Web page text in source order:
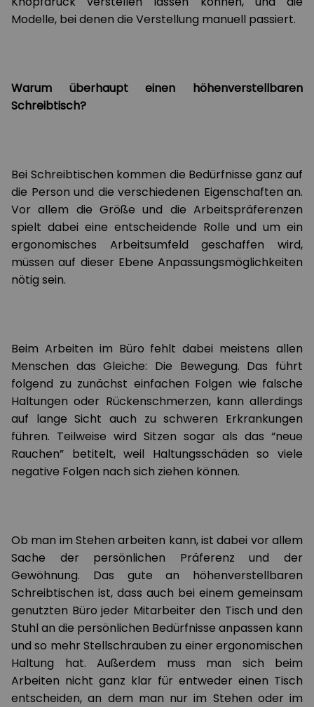
Modelle, bei denen die Verstellung manuell passiert.
Warum überhaupt einen höhenverstellbaren
Schreibtisch?
Bei Schreibtischen kommen die Bedürfnisse ganz auf
die Person und die verschiedenen Eigenschaften an.
Vor allem die Größe und die Arbeitspräferenzen
spielt dabei eine entscheidende Rolle und um ein
ergonomisches Arbeitsumfeld geschaffen wird,
müssen auf dieser Ebene Anpassungsmöglichkeiten
nötig sein.
Beim Arbeiten im Büro fehlt dabei meistens allen
Menschen das Gleiche: Die Bewegung. Das führt
folgend zu zunächst einfachen Folgen wie falsche
Haltungen oder Rückenschmerzen, kann allerdings
auf lange Sicht auch zu schweren Erkrankungen
führen. Teilweise wird Sitzen sogar als das “neue
Rauchen” betitelt, weil Haltungsschäden so viele
negative Folgen nach sich ziehen können.
Ob man im Stehen arbeiten kann, ist dabei vor allem
Sache der persönlichen Präferenz und der
Gewöhnung. Das gute an höhenverstellbaren
Schreibtischen ist, dass auch bei einem gemeinsam
genutzten Büro jeder Mitarbeiter den Tisch und den
Stuhl an die persönlichen Bedürfnisse anpassen kann
und so mehr Stellschrauben zu einer ergonomischen
Haltung hat. Außerdem muss man sich beim
Arbeiten nicht ganz klar für entweder einen Tisch
entscheiden, an dem man nur im Stehen oder im